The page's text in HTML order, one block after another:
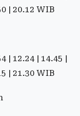
| 20.12 WIB
| 12.24 | 14.45 |
| 21.30 WIB